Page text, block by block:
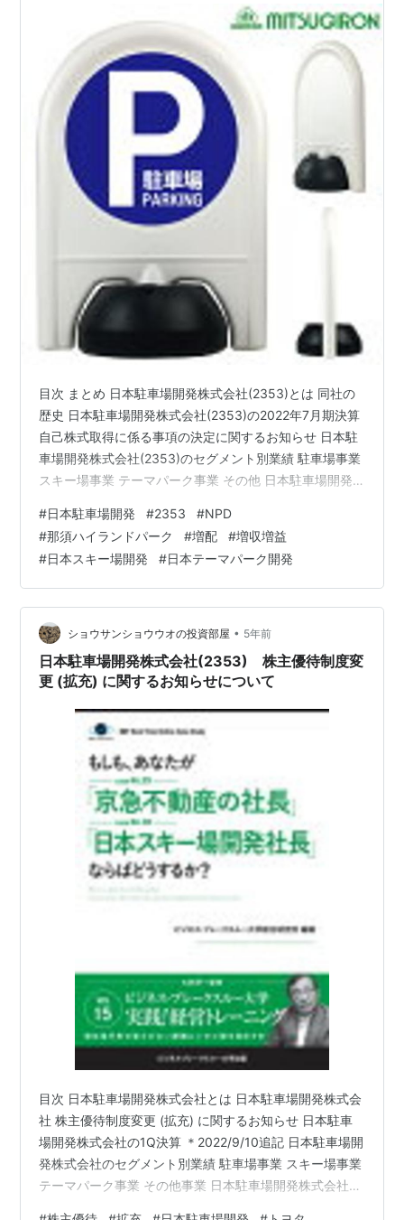
目次 まとめ 日本駐車場開発株式会社(2353)とは 同社の
歴史 日本駐車場開発株式会社(2353)の2022年7月期決算
自己株式取得に係る事項の決定に関するお知らせ 日本駐
車場開発株式会社(2353)のセグメント別業績 駐車場事業
スキー場事業 テーマパーク事業 その他 日本駐車場開発
(2353)の配当利回り 日本駐車場開発株式会社(2353)の株
主優待 7月末株主への優待内容 1月末株主への優待内容
ブログをご覧頂き、ありがとうございます。日本駐車場
開発株式会社(2353)をご存じでしょうか？主に、日本各
地でビルやホテルの併設駐車場の…
#日本駐車場開発 #2353 #NPD
#那須ハイランドパーク #増配 #増収増益
#日本スキー場開発 #日本テーマパーク開発
ショウサンショウウオの投資部屋 • 5年前
日本駐車場開発株式会社(2353) 株主優待制度変
更 (拡充) に関するお知らせについて
目次 日本駐車場開発株式会社とは 日本駐車場開発株式会
社 株主優待制度変更 (拡充) に関するお知らせ 日本駐車
場開発株式会社の1Q決算 ＊2022/9/10追記 日本駐車場開
発株式会社のセグメント別業績 駐車場事業 スキー場事業
テーマパーク事業 その他事業 日本駐車場開発株式会社の